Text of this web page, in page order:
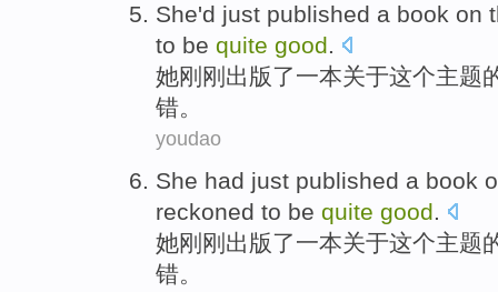
She'd just published a book on
to be quite good.
她刚刚 出版了一本关于这个主题
错。
youdao
She had just published a book
reckoned to be quite good.
她刚刚 出版了一本关于这个主题
错。